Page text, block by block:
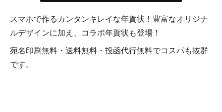
スマホで作るカンタンキレイな年賀状！豊富なオリジナ
ルデザインに加え、コラボ年賀状も登場！
宛名印刷無料・送料無料・投函代行無料でコスパも抜群
です。